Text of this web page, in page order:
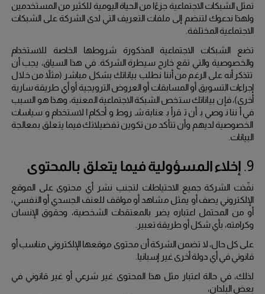
تمثل الشبكات الاجتماعية جزءًا من الحياة اليومية للكثير من المستخدمين
ولهذا ندعوك لتنضم إلى ملفات التعريف التي لدى الشركة على الشبكات
الاجتماعية المختلفة.
تضع الشبكات الاجتماعية المذكورة شروطها الخاصة للاستخدام
والخصوصية والتي تقع خارج سيطرة الشركة. في هذا السياق، يجب أن
تتذكر أنه على الرغم من أننا نطلب بياناتك بشكل مباشر (مثلاً من خلال
إجراءات التسويق أو المسابقات أو العروض الترويجية أو أي طريقة سارية
أخرى)، فإن بياناتك ستخص الشبكة الاجتماعية المعنية، وهذا هو السبب
في أننا نوصي بأن تقرأ بعناية شروط وأحكام الاستخدام وسياسات
الخصوصية لديهم وأن تتأكد من تكوين تفضيلاتك فيما يتعلق بمعالجة
البيانات.
9. إخلاء المسؤولية فيما يتعلق بالمحتوى
نفّذت الشركة جميع الاحتياطات لتجنب نشر أي محتوى على الموقع
الإلكتروني يصف أو يمثل مشاهد أو مواقف للعنف الجسدي أو النفسي،
أو من المحتمل اعتباره يضر بالمعتقدات الشخصية، وحقوق الإنسان
وكرامته، بأي شكل أو طريقة تعبير.
على كل حال، لا تضمن الشركة أن محتوى موقعها الإلكتروني مناسب أو
قانوني في أي دولة أخرى غير إسبانيا.
لذلك، في حالة اعتبار مثل هذا المحتوى غير شرعي أو غير قانوني في
بعض البلدان،